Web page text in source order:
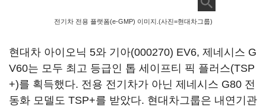
전기차 전용 플랫폼(e-GMP) 이미지.(사진=현대차그룹)
현대차 아이오닉 5와 기아(000270) EV6, 제네시스 G
V60는 모두 최고 등급인 톱 세이프티 픽 플러스(TSP
+)를 획득했다. 전용 전기차가 아닌 제네시스 G80 전
동화 모델도 TSP+를 받았다. 현대차그룹은 내연기관